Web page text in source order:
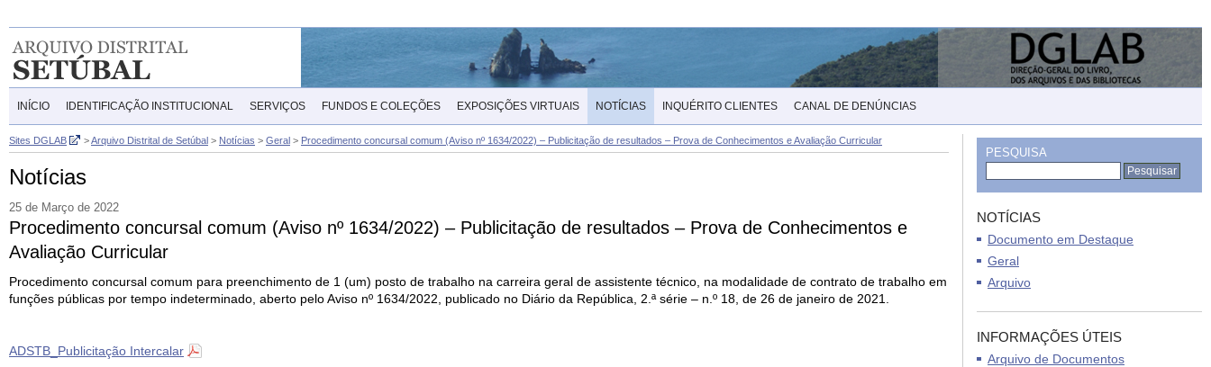
INÍCIO IDENTIFICAÇÃO INSTITUCIONAL SERVIÇOS FUNDOS E COLEÇÕES EXPOSIÇÕES VIRTUAIS NOTÍCIAS INQUÉRITO CLIENTES CANAL DE DENÚNCIAS
Sites DGLAB >Arquivo Distrital de Setúbal > Notícias > Geral > Procedimento concursal comum (Aviso nº 1634/2022) – Publicitação de resultados – Prova de Conhecimentos e Avaliação Curricular
Notícias
25 de Março de 2022
Procedimento concursal comum (Aviso nº 1634/2022) – Publicitação de resultados – Prova de Conhecimentos e
Avaliação Curricular
Procedimento concursal comum para preenchimento de 1 (um) posto de trabalho na carreira geral de assistente técnico, na modalidade de contrato de trabalho em
funções públicas por tempo indeterminado, aberto pelo Aviso nº 1634/2022, publicado no Diário da República, 2.ª série – n.º 18, de 26 de janeiro de 2021.
ADSTB_Publicitação Intercalar
PESQUISA
NOTÍCIAS
Documento em Destaque
Geral
Arquivo
INFORMAÇÕES ÚTEIS
Arquivo de Documentos